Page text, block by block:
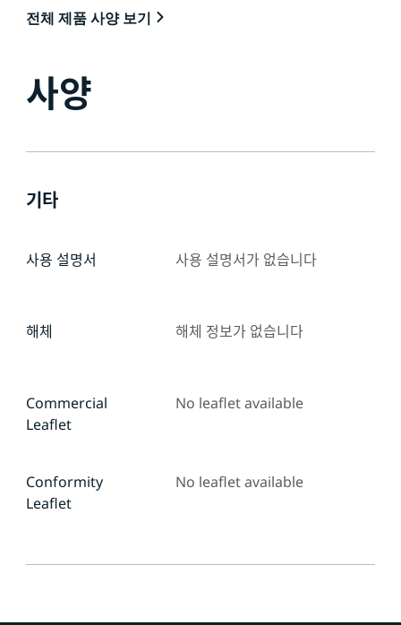
전체 제품 사양 보기
사양
기타
사용 설명서 사용 설명서가 없습니다
해체 해체 정보가 없습니다
Commercial
Leaflet
No leaflet available
Conformity
Leaflet
No leaflet available